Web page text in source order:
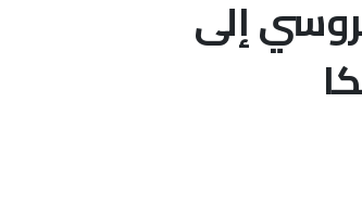
إلى